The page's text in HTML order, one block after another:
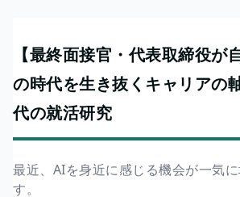
【最終面接官・代表取締役が
の時代を生き抜くキャリアの
代の就活研究
最近、AIを身近に感じる機会が一気
す。